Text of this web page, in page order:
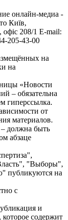
онлайн-медиа -
Київ,
208/1 E-mail:
205-43-00
на
на
«Новости
– обязательна
гиперссылка.
от
материалов.
должна быть
абзаце
"Выборы",
публикуются на
с
и
содержит